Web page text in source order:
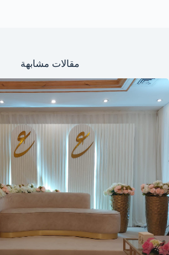
مقالات مشابهة